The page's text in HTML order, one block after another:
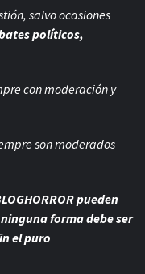
salvo ocasiones
políticos,
conmoderación y
son moderados
pueden
forma debe ser
el puro